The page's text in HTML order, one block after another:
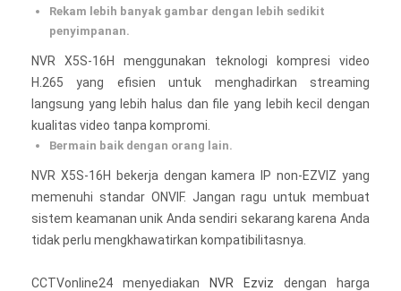
Rekam lebih banyak gambar dengan lebih sedikit
penyimpanan.
NVR X5S-16H menggunakan teknologi kompresi video
H.265 yang efisien untuk menghadirkan streaming
langsung yang lebih halus dan file yang lebih kecil dengan
kualitas video tanpa kompromi.
Bermain baik dengan orang lain.
NVR X5S-16H bekerja dengan kamera IP non-EZVIZ yang
memenuhi standar ONVIF. Jangan ragu untuk membuat
sistem keamanan unik Anda sendiri sekarang karena Anda
tidak perlu mengkhawatirkan kompatibilitasnya.
CCTVonline24 menyediakan NVR Ezviz dengan harga